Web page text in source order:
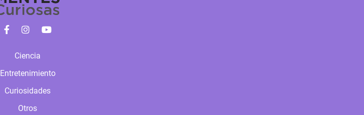
Ciencia
Entretenimiento
Curiosidades
Otros